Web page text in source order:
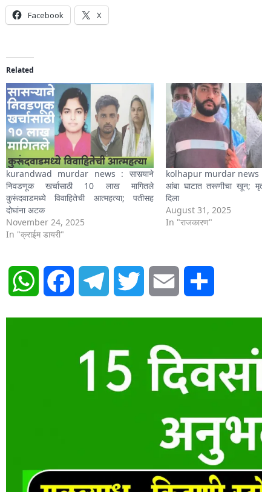
Facebook X
Related
kurandwad murdar news : सासर्‍याने
निवडणूक खर्चासाठी 10 लाख मागितले
कुरूंदवाडमध्ये विवाहितेची आत्महत्या; पतीसह
दोघांना अटक
November 24, 2025
In "क्राईम डायरी"
kolhapur murdar news :
आंबा घाटात तरूणीचा खून;
दिला
August 31, 2025
In "राजकारण"
WhatsAppFacebook Telegram Twitter Email